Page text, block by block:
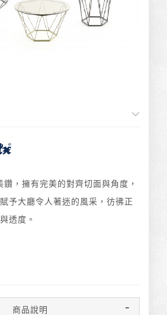
，擁有完美的對齊切面與角度，
予大廳令人著迷的風采，彷彿正
透度。
商品說明